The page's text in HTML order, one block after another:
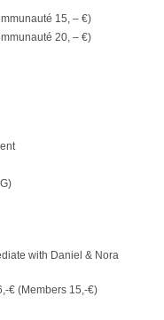
15, – €)
20, – €)
with Daniel & Nora
€ (Members 15,-€)